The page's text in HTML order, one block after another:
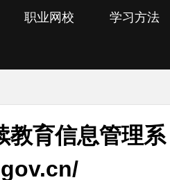
职业网校 学习方法
教育信息管理系